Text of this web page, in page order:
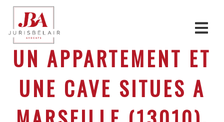
Skip
content
Jurisbelair
VENDU // 64 000 €//
UN APPARTEMENT ET
UNE CAVE SITUES A